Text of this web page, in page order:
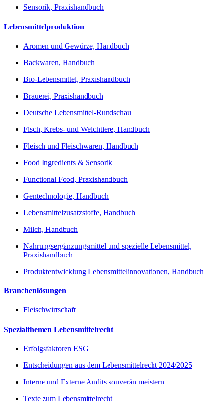
Sensorik, Praxishandbuch
Lebensmittelproduktion
Aromen und Gewürze, Handbuch
Backwaren, Handbuch
Bio-Lebensmittel, Praxishandbuch
Brauerei, Praxishandbuch
Deutsche Lebensmittel-Rundschau
Fisch, Krebs- und Weichtiere, Handbuch
Fleisch und Fleischwaren, Handbuch
Food Ingredients & Sensorik
Functional Food, Praxishandbuch
Gentechnologie, Handbuch
Lebensmittelzusatzstoffe, Handbuch
Milch, Handbuch
Nahrungsergänzungsmittel und spezielle Lebensmittel,
Praxishandbuch
Produktentwicklung Lebensmittelinnovationen, Handbuch
Branchenlösungen
Fleischwirtschaft
Spezialthemen Lebensmittelrecht
Erfolgsfaktoren ESG
Entscheidungen aus dem Lebensmittelrecht 2024/2025
Interne und Externe Audits souverän meistern
Texte zum Lebensmittelrecht